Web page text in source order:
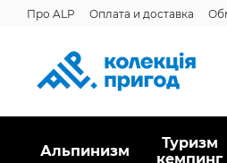
Перейти к основному контенту
Про ALP Оплата и доставка
Альпинизм
Туризм
кемпинг